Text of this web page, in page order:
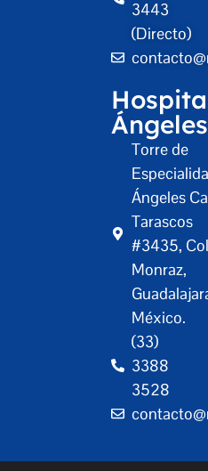
3443
(Directo)
Ángeles
Torre de
Ángeles
Tarascos
#3435,
Monraz,
México.
(33)
3388
3528